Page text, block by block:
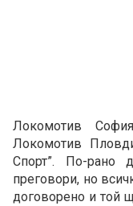
Локомотив
Локомотив
Спорт”. По-рано
преговори, но
договорено и той